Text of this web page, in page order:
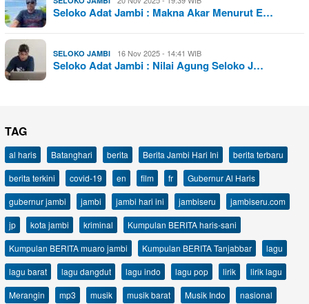
Seloko Adat Jambi : Makna Akar Menurut E…
SELOKO JAMBI 16 Nov 2025 - 14:41 WIB
Seloko Adat Jambi : Nilai Agung Seloko J…
TAG
al haris Batanghari berita Berita Jambi Hari Ini
berita terbaru
berita terkini
covid-19 en film fr
Gubernur Al Haris
gubernur jambi
jambi jambi hari ini jambiseru
jambiseru.com
jp
kota jambi kriminal
Kumpulan BERITA haris-sani
Kumpulan BERITA muaro jambi
Kumpulan BERITA Tanjabbar
lagu
lagu barat
lagu dangdut lagu indo lagu pop lirik
lirik lagu
Merangin
mp3 musik musik barat Musik Indo
nasional